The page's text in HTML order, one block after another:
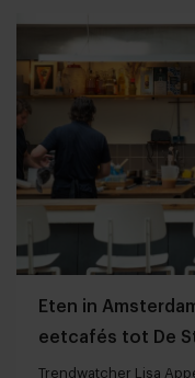
Eten in
eetcafés tot De
Trendwatcher Lisa